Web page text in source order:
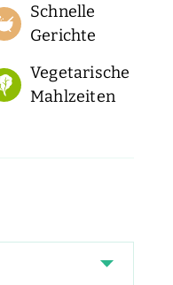
Schnelle
Gerichte
Vegetarische
Mahlzeiten